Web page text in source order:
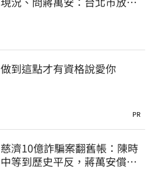
做到這點才有資格說愛你
PR
慈濟10億詐騙案翻舊帳：陳時
中等到歷史平反，蔣萬安償還